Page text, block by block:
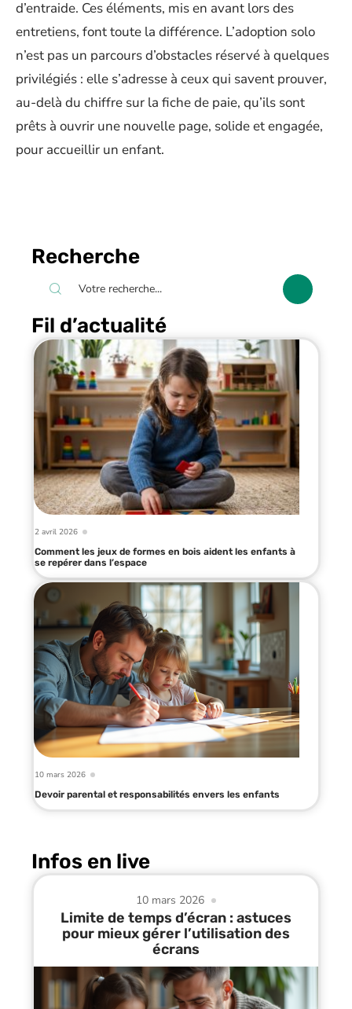
d’entraide. Ces éléments, mis en avant lors des
entretiens, font toute la différence. L’adoption solo
n’est pas un parcours d’obstacles réservé à quelques
privilégiés : elle s’adresse à ceux qui savent prouver,
au-delà du chiffre sur la fiche de paie, qu’ils sont
prêts à ouvrir une nouvelle page, solide et engagée,
pour accueillir un enfant.
Recherche
Fil d’actualité
2 avril 2026
Comment les jeux de formes en bois aident les enfants à
se repérer dans l’espace
10 mars 2026
Devoir parental et responsabilités envers les enfants
Infos en live
10 mars 2026
Limite de temps d’écran : astuces
pour mieux gérer l’utilisation des
écrans